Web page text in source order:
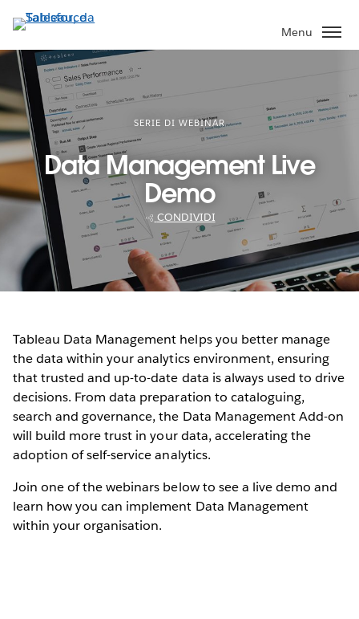
Passa
contenuto
principale
Menu
SERIE DI WEBINAR
Data Management Live
Demo
CONDIVIDI
Tableau Data Management helps you better manage
the data within your analytics environment, ensuring
that trusted and up-to-date data is always used to drive
decisions. From data preparation to cataloguing,
search and governance, the Data Management Add-on
will build more trust in your data, accelerating the
adoption of self-service analytics.
Join one of the webinars below to see a live demo and
learn how you can implement Data Management
within your organisation.